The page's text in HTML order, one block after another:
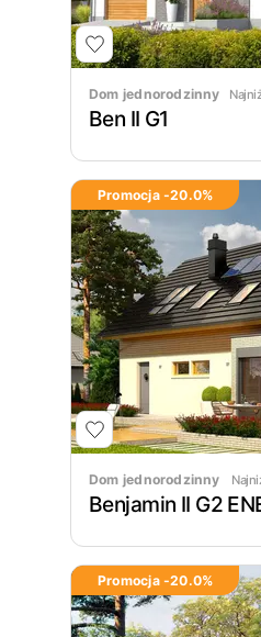
Dom jednorodzinny
Ben II G1
Promocja -20.0%
Dom jednorodzinny
Benjamin II G2
Promocja -20.0%